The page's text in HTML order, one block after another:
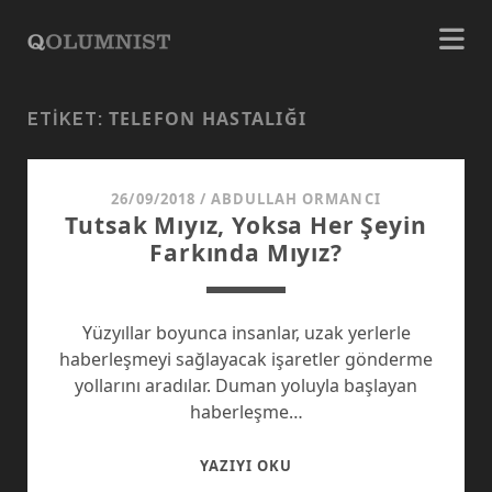
ETIKET: TELEFON HASTALIĞI
26/09/2018 / ABDULLAH ORMANCI
Tutsak Mıyız, Yoksa Her Şeyin
Farkında Mıyız?
Yüzyıllar boyunca insanlar, uzak yerlerle
haberleşmeyi sağlayacak işaretler gönderme
yollarını aradılar. Duman yoluyla başlayan
haberleşme…
YAZIYI OKU